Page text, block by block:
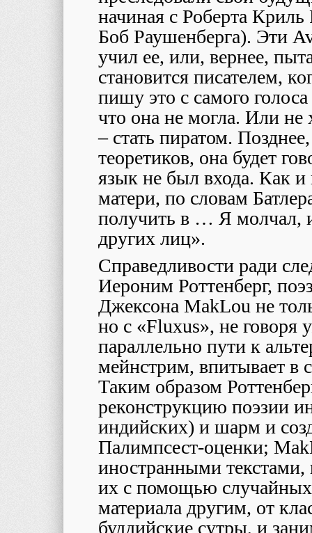
начиная с Роберта
Боб Раушенберга). Эти
учил ее, или, вернее,
становится писателем,
пишу это с самого голоса
что она не могла. Или не
– стать пиратом.
теоретиков, она будет
язык не был входа. Как и
матери, по словам
получить в … Я молчал,
других лиц».
Справедливости ради
Иероним Роттенберг,
Джексона MakLou не
но с «Fluxus», не говоря
параллельно пути к
мейнстрим, впитывает в
Таким образом
реконструкцию поэзии
индийских) и шарм и
Палимпсест-оценки;
иностранными текстами,
их с помощью
материала другим, от
буддийские сутры, и